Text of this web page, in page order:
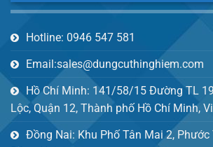
Hotline: 0946 547 581
Email:sales@dungcuthinghiem.com
Hồ Chí Minh: 141/58/15 Đường TL
Lộc, Quận 12, Thành phố Hồ Chí Minh,
Đồng Nai: Khu Phố Tân Mai 2, Phước